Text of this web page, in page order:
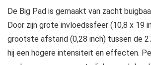
De Big Pad is gemaakt van zacht
Door zijn grote invloedssfeer (10,8 x 19
grootste afstand (0,28 inch) tussen de
hij een hogere intensiteit en effecten.